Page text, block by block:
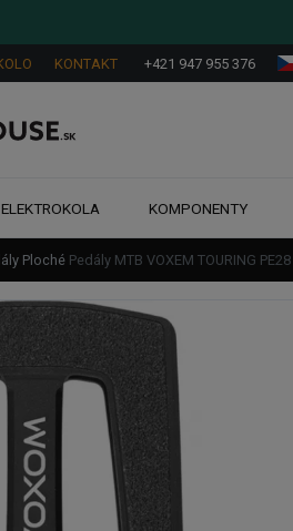
KONTAKT +421 947 955 376
ELEKTROKOLA KOMPONENTY
Ploché Pedály MTB VOXEM TOURING PE28